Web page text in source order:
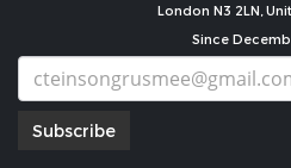
London N3 2LN,
Since
Subscribe